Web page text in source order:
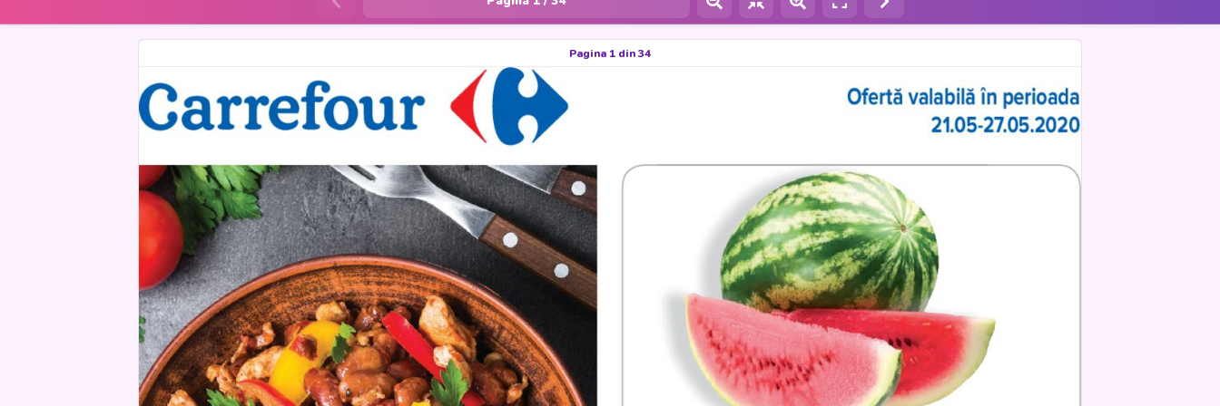
Pagina 1 din 34